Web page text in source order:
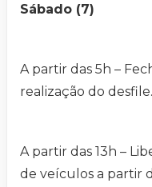
Sábado (7)
A partir das 5h –
realização do desfile.
A partir das 13h –
de veículos a partir